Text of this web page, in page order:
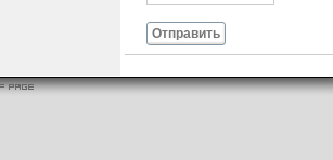
Отправить